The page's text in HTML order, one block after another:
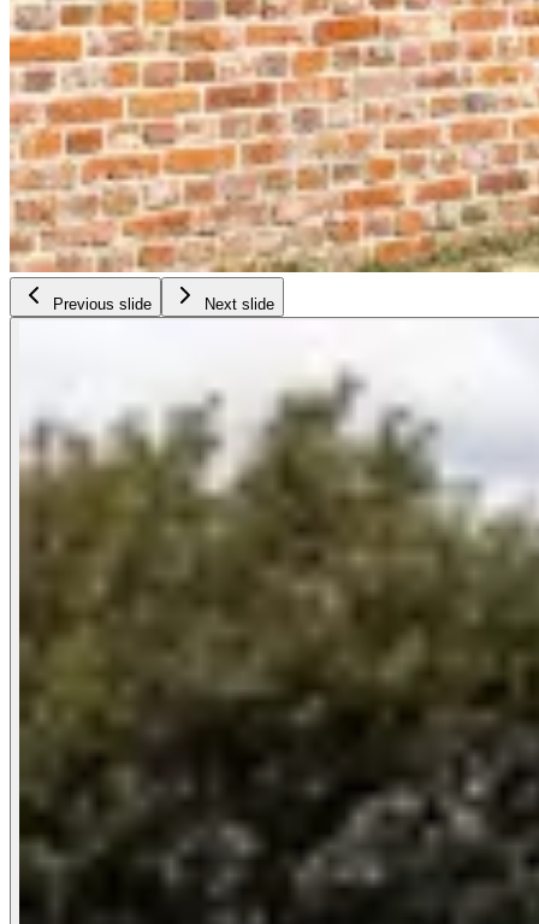
Previous slide Next slide